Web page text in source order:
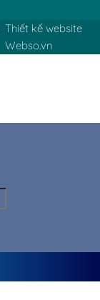
Thiết kế website
Webso.vn